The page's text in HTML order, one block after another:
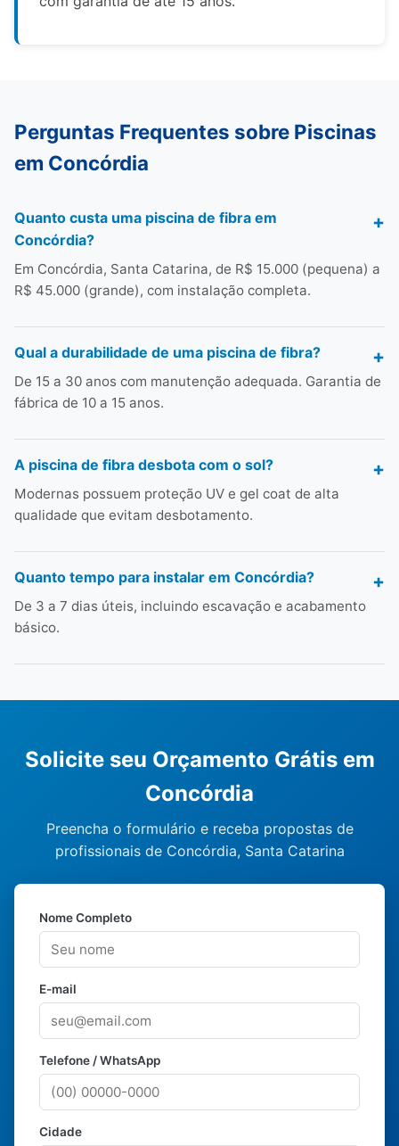
Perguntas Frequentes sobre Piscinas
em Concórdia
Quanto custa uma piscina de fibra em
Concórdia?
Em Concórdia, Santa Catarina, de R$ 15.000 (pequena) a
R$ 45.000 (grande), com instalação completa.
Qual a durabilidade de uma piscina de fibra?
De 15 a 30 anos com manutenção adequada. Garantia de
fábrica de 10 a 15 anos.
A piscina de fibra desbota com o sol?
Modernas possuem proteção UV e gel coat de alta
qualidade que evitam desbotamento.
Quanto tempo para instalar em Concórdia?
De 3 a 7 dias úteis, incluindo escavação e acabamento
básico.
Solicite seu Orçamento Grátis em
Concórdia
Preencha o formulário e receba propostas de
profissionais de Concórdia, Santa Catarina
Nome Completo
E-mail
Telefone / WhatsApp
Cidade